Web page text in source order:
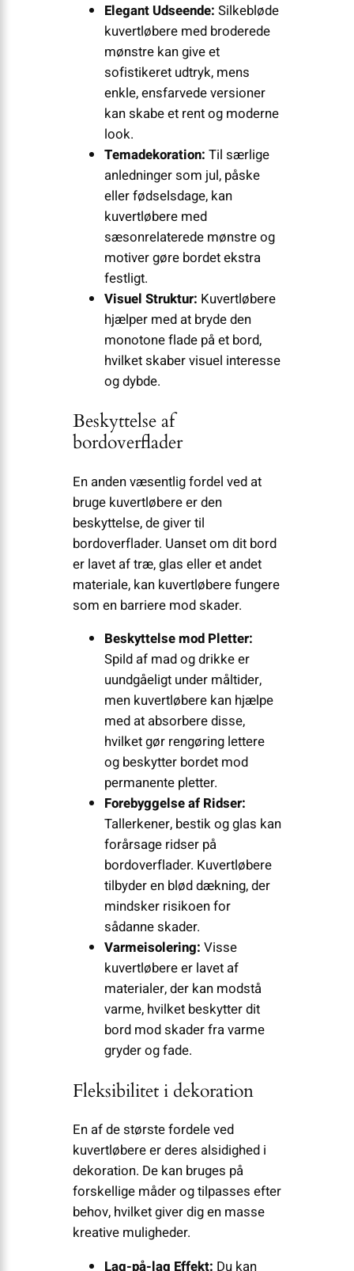
Elegant Udseende: Silkebløde
kuvertløbere med broderede
mønstre kan give et
sofistikeret udtryk, mens
enkle, ensfarvede versioner
kan skabe et rent og moderne
look.
Temadekoration: Til særlige
anledninger som jul, påske
eller fødselsdage, kan
kuvertløbere med
sæsonrelaterede mønstre og
motiver gøre bordet ekstra
festligt.
Visuel Struktur: Kuvertløbere
hjælper med at bryde den
monotone flade på et bord,
hvilket skaber visuel interesse
og dybde.
Beskyttelse af
bordoverflader
En anden væsentlig fordel ved at
bruge kuvertløbere er den
beskyttelse, de giver til
bordoverflader. Uanset om dit bord
er lavet af træ, glas eller et andet
materiale, kan kuvertløbere fungere
som en barriere mod skader.
Beskyttelse mod Pletter:
Spild af mad og drikke er
uundgåeligt under måltider,
men kuvertløbere kan hjælpe
med at absorbere disse,
hvilket gør rengøring lettere
og beskytter bordet mod
permanente pletter.
Forebyggelse af Ridser:
Tallerkener, bestik og glas kan
forårsage ridser på
bordoverflader. Kuvertløbere
tilbyder en blød dækning, der
mindsker risikoen for
sådanne skader.
Varmeisolering: Visse
kuvertløbere er lavet af
materialer, der kan modstå
varme, hvilket beskytter dit
bord mod skader fra varme
gryder og fade.
Fleksibilitet i dekoration
En af de største fordele ved
kuvertløbere er deres alsidighed i
dekoration. De kan bruges på
forskellige måder og tilpasses efter
behov, hvilket giver dig en masse
kreative muligheder.
Lag-på-lag Effekt: Du kan